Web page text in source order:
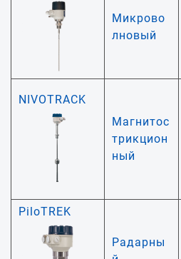
Микрово
лновый
NIVOTRACK
Магнитос
трикцион
ный
PiloTREK
Радарны